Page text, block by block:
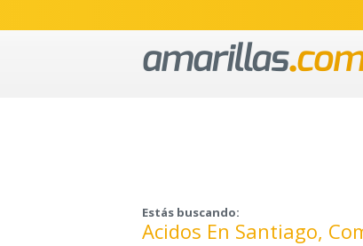
Estás buscando:
Acidos En Santiago,